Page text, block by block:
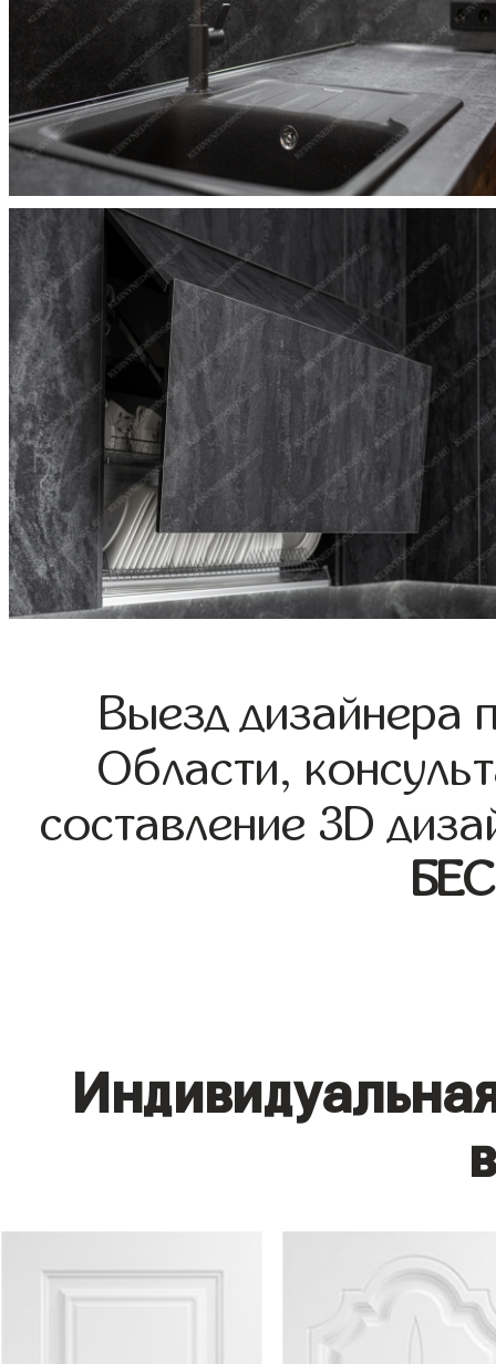
Выезд дизайнера
Области,
составление 3D